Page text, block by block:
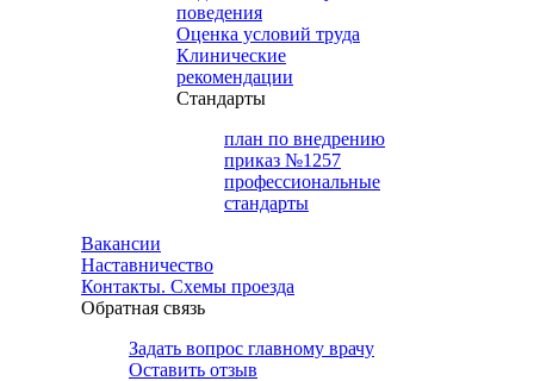
поведения
Оценка условий труда
Клинические
рекомендации
Cтандарты
план по внедрению
приказ №1257
профессиональные
стандарты
Вакансии
Наставничество
Контакты. Схемы проезда
Обратная связь
Задать вопрос главному врачу
Оставить отзыв